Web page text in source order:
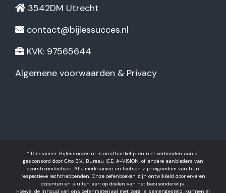
3542DM Utrecht
contact@bijlessucces.nl
KVK: 97565644
Algemene voorwaarden & Privacy
* Disclaimer: Bijlessucces.nl is onafhankelijk en niet verbonden aan of
gesponsord door Cito B.V., Bureau ICE, A-VISION, of andere aanbieders van
doorstroomtoetsen. Alle merknamen en toetsen zijn eigendom van hun
respectieve rechthebbenden. Onze oefenboeken zijn ontwikkeld door ervaren
docenten en sluiten aan op doelen van het basisonderwijs.
Hoewel de inhoud van ons oefenmateriaal met zorg is samengesteld, kunnen er